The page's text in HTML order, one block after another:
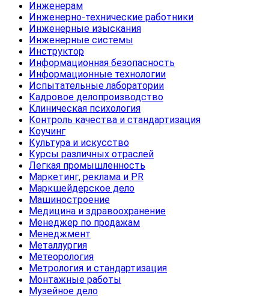
Инженерам
Инженерно-технические работники
Инженерные изыскания
Инженерные системы
Инструктор
Информационная безопасность
Информационные технологии
Испытательные лаборатории
Кадровое делопроизводство
Клиническая психология
Контроль качества и стандартизация
Коучинг
Культура и искусство
Курсы различных отраслей
Легкая промышленность
Маркетинг, реклама и PR
Маркшейдерское дело
Машиностроение
Медицина и здравоохранение
Менеджер по продажам
Менеджмент
Металлургия
Метеорология
Метрология и стандартизация
Монтажные работы
Музейное дело